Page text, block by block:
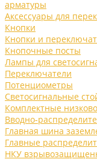
арматуры
Аксессуары для
Кнопки
Кнопки и
Кнопочные посты
Лампы для
Переключатели
Потенциометры
Светосигнальные
Комплектные
Вводно-
Главная шина
Главные
НКУ